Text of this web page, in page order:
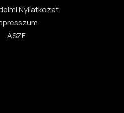
Nyilatkozat
ÁSZF